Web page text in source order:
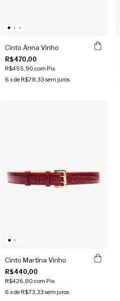
Cinto Anna Vinho
R$470,00
R$455,90 com Pix
6 x de R$78,33 sem juros
Cinto Martina Vinho
R$440,00
R$426,80 com Pix
6 x de R$73,33 sem juros